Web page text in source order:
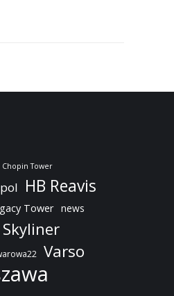
Chopin Tower
HB Reavis
Tower news
Skyliner
Varso